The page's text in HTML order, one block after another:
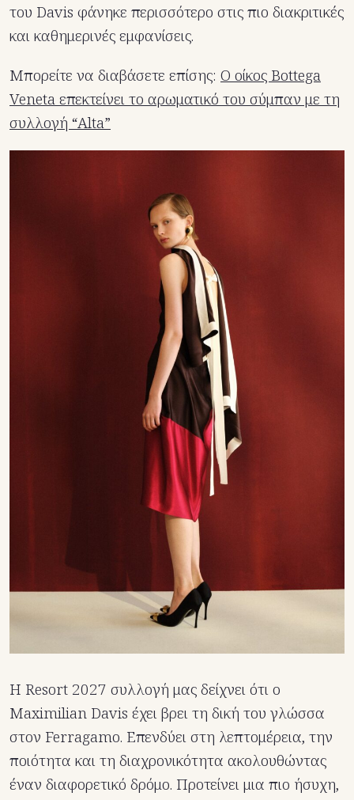
του Davis φάνηκε περισσότερο στις πιο διακριτικές
και καθημερινές εμφανίσεις.
Μπορείτε να διαβάσετε επίσης: Ο οίκος Bottega
Veneta επεκτείνει το αρωματικό του σύμπαν με τη
συλλογή “Alta”
Η Resort 2027 συλλογή μας δείχνει ότι ο
Maximilian Davis έχει βρει τη δική του γλώσσα
στον Ferragamo. Επενδύει στη λεπτομέρεια, την
ποιότητα και τη διαχρονικότητα ακολουθώντας
έναν διαφορετικό δρόμο. Προτείνει μια πιο ήσυχη,